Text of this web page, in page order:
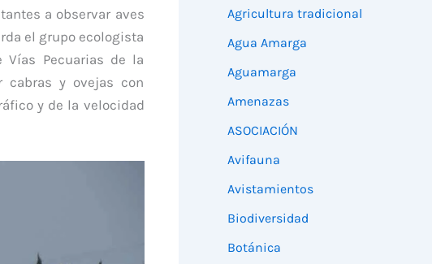
a observar aves
el grupo ecologista
Pecuarias de la
cabras y ovejas con
y de la velocidad
Agricultura tradicional
Agua Amarga
Aguamarga
Amenazas
ASOCIACIÓN
Avifauna
Avistamientos
Biodiversidad
Botánica